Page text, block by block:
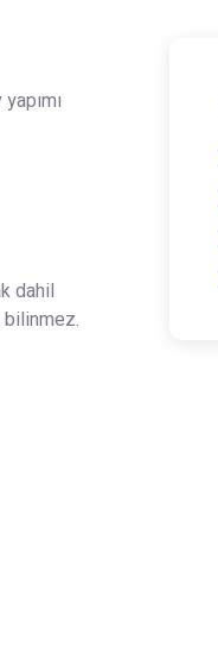
dahil
bilinmez.